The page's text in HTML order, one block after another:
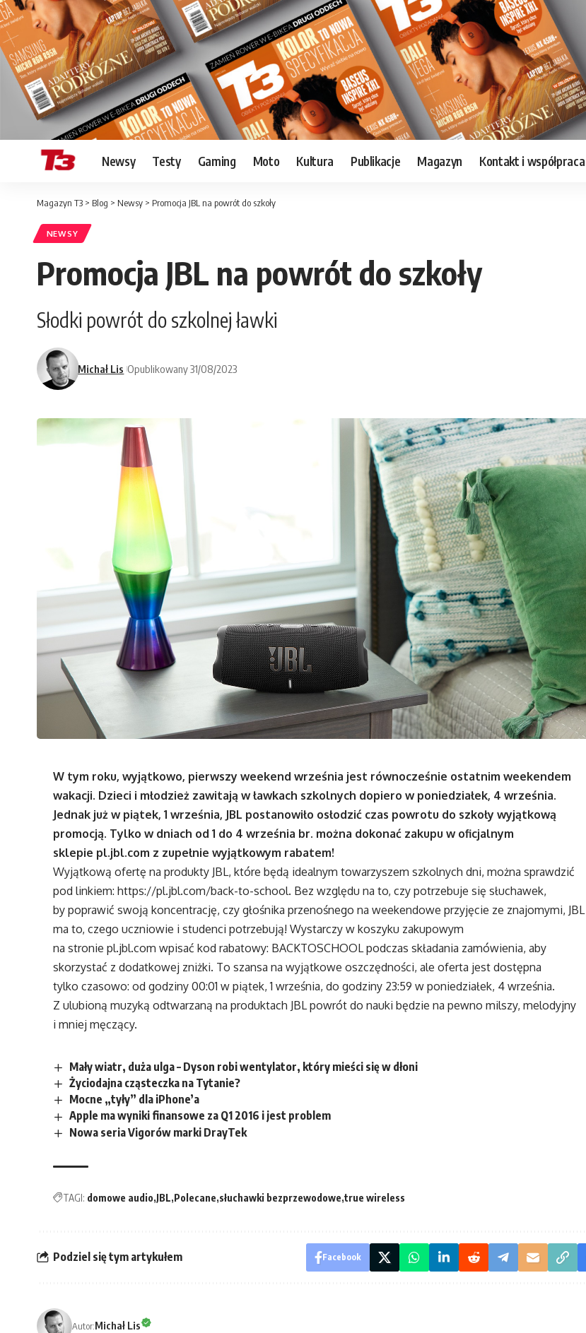
Newsy Testy Gaming Moto Kultura Publikacje Magazyn Kontakt i współpraca
Magazyn T3 > Blog > Newsy > Promocja JBL na powrót do szkoły
NEWSY
Promocja JBL na powrót do szkoły
Słodki powrót do szkolnej ławki
Michał Lis Opublikowany 31/08/2023
W tym roku, wyjątkowo, pierwszy weekend września jest równocześnie ostatnim weekendem
wakacji. Dzieci i młodzież zawitają w ławkach szkolnych dopiero w poniedziałek, 4 września.
Jednak już w piątek, 1 września, JBL postanowiło osłodzić czas powrotu do szkoły wyjątkową
promocją. Tylko w dniach od 1 do 4 września br. można dokonać zakupu w oficjalnym
sklepie pl.jbl.com z zupełnie wyjątkowym rabatem!
Wyjątkową ofertę na produkty JBL, które będą idealnym towarzyszem szkolnych dni, można sprawdzić
pod linkiem:https://pl.jbl.com/back-to-school. Bez względu na to, czy potrzebuje się słuchawek,
by poprawić swoją koncentrację, czy głośnika przenośnego na weekendowe przyjęcie ze znajomymi, JBL
ma to, czego uczniowie i studenci potrzebują! Wystarczy w koszyku zakupowym
na stroniepl.jbl.com wpisać kod rabatowy: BACKTOSCHOOL podczas składania zamówienia, aby
skorzystać z dodatkowej zniżki. To szansa na wyjątkowe oszczędności, ale oferta jest dostępna
tylko czasowo: od godziny 00:01 w piątek, 1 września, do godziny 23:59 w poniedziałek, 4 września.
Z ulubioną muzyką odtwarzaną na produktach JBL powrót do nauki będzie na pewno milszy, melodyjny
i mniej męczący.
Mały wiatr, duża ulga – Dyson robi wentylator, który mieści się w dłoni
Życiodajna cząsteczka na Tytanie?
Mocne „tyły” dla iPhone’a
Apple ma wyniki finansowe za Q1 2016 i jest problem
Nowa seria Vigorów marki DrayTek
TAGI: domowe audio JBL Polecane słuchawki bezprzewodowe true wireless
Podziel się tym artykułem Facebook
Autor:Michał Lis